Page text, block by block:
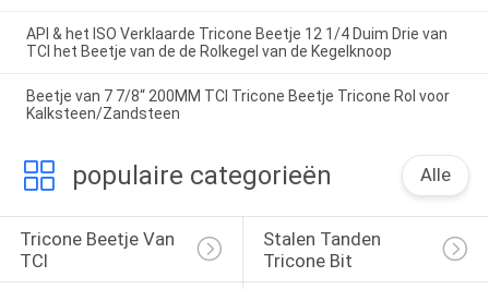
API & het ISO Verklaarde Tricone Beetje 12 1/4 Duim Drie van
TCI het Beetje van de de Rolkegel van de Kegelknoop
Beetje van 7 7/8“ 200MM TCI Tricone Beetje Tricone Rol voor
Kalksteen/Zandsteen
populaire categorieën Alle
Tricone Beetje Van
TCI
Stalen Tanden
Tricone Bit